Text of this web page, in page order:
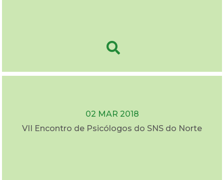
02 MAR 2018
VII Encontro de Psicólogos do SNS do Norte